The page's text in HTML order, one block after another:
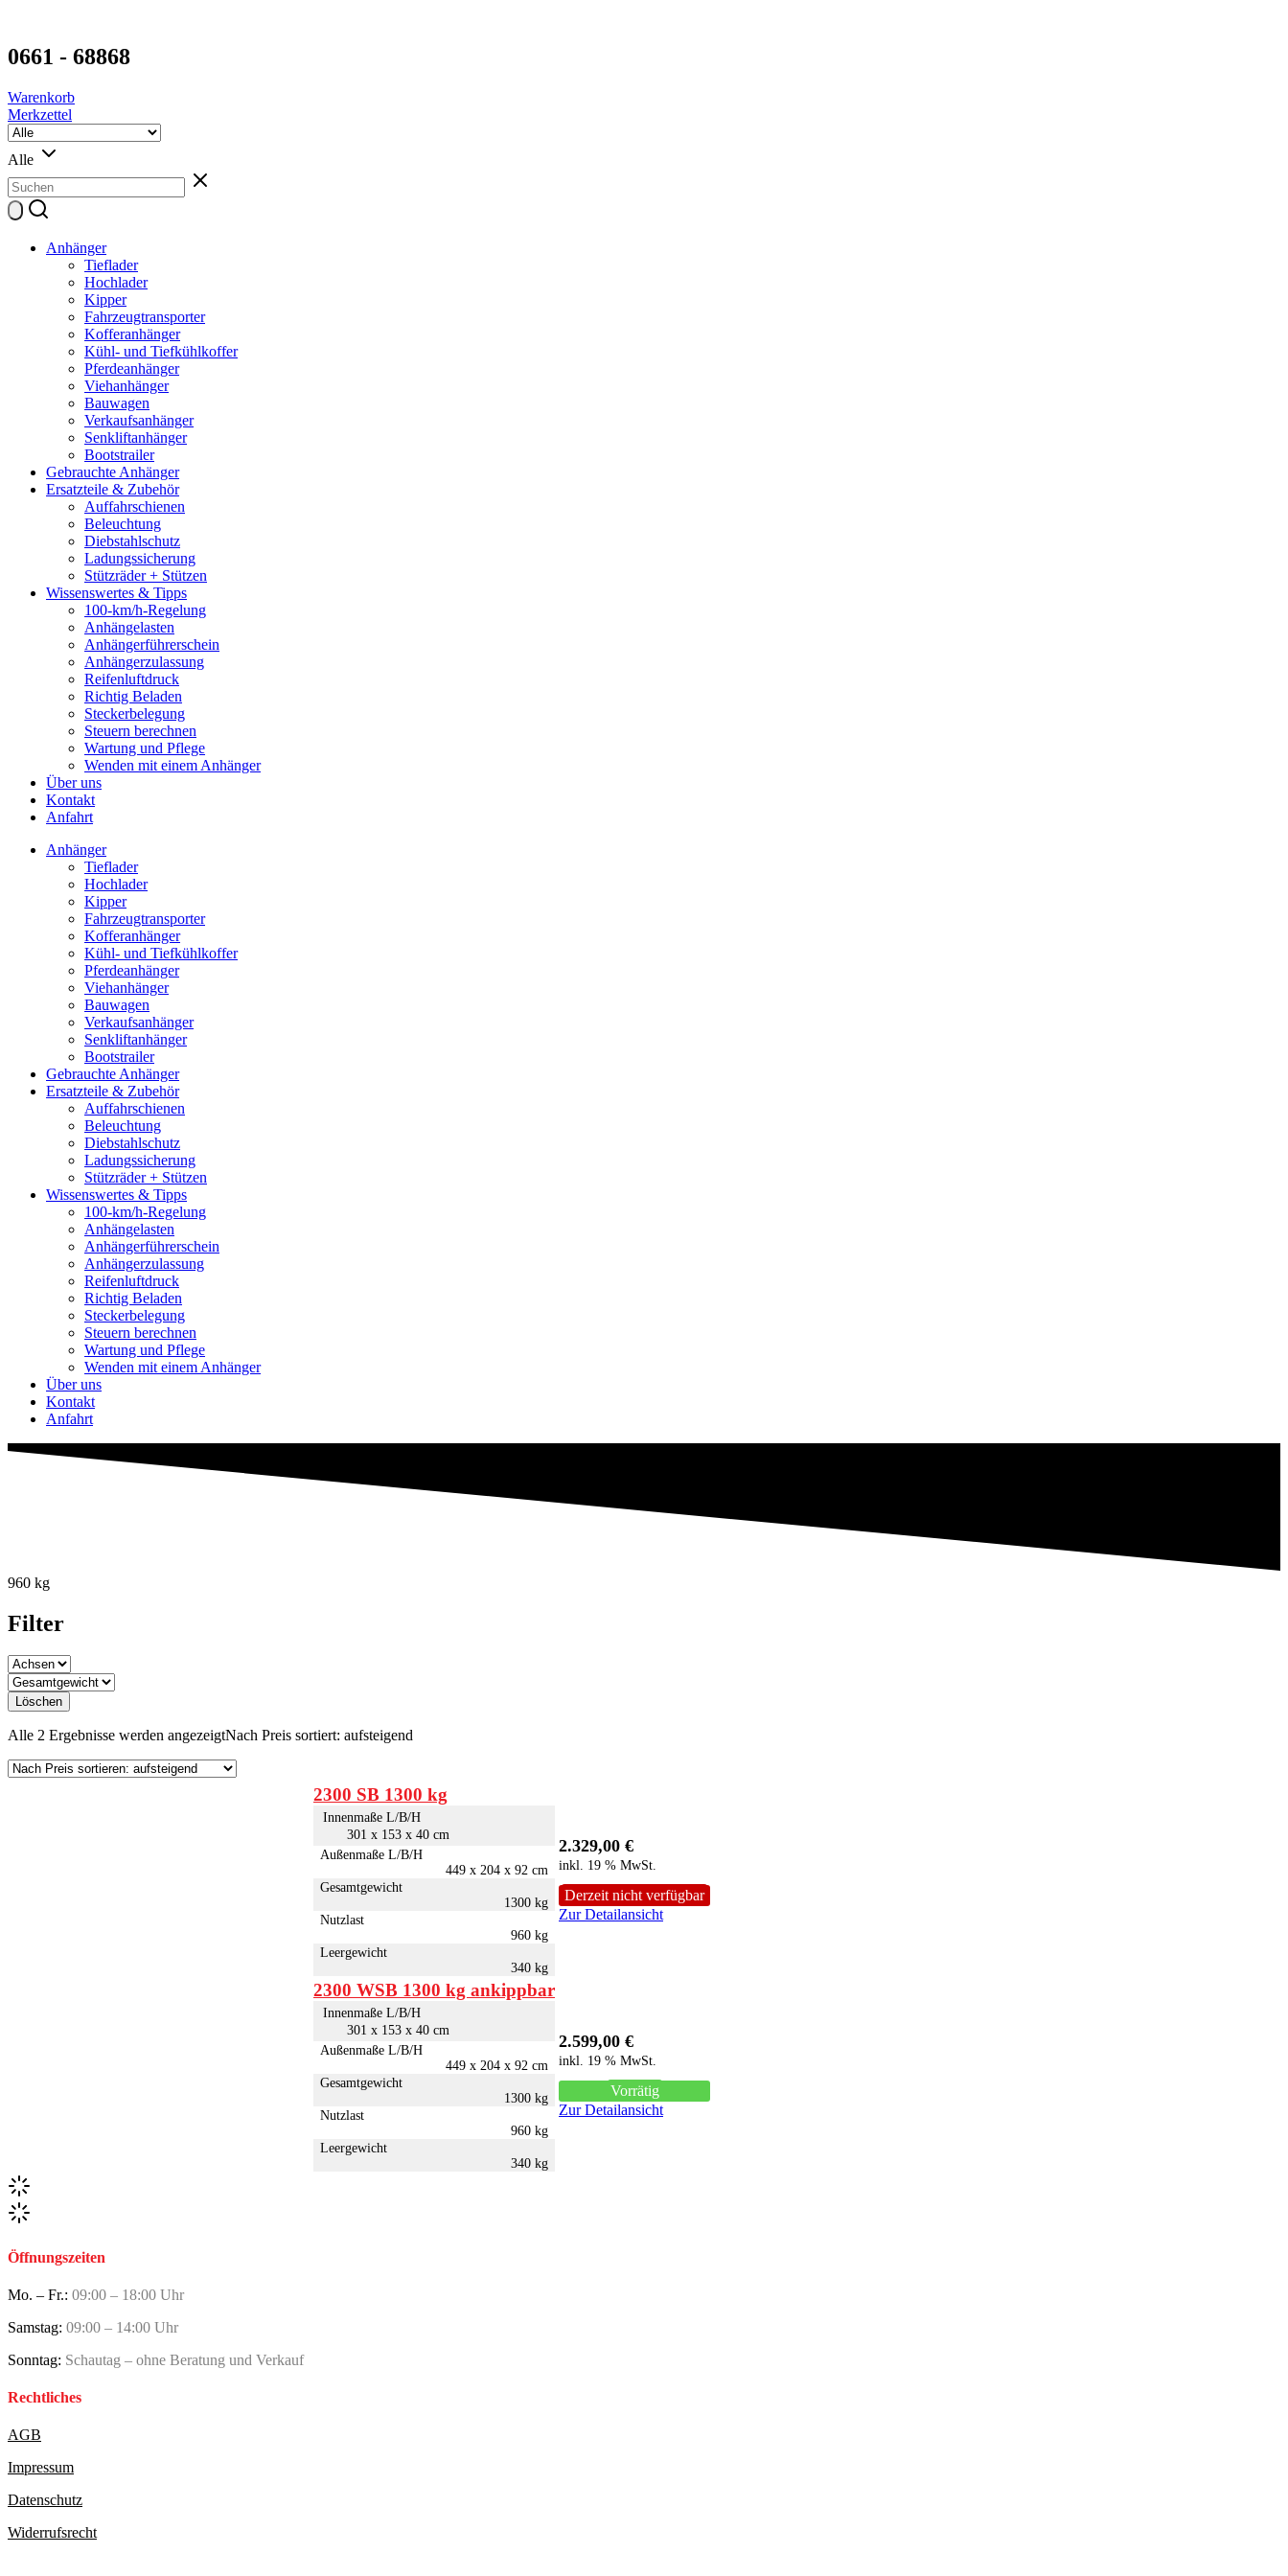
0661 - 68868
Warenkorb
Merkzettel
Alle
Anhänger
Tieflader
Hochlader
Kipper
Fahrzeugtransporter
Kofferanhänger
Kühl- und Tiefkühlkoffer
Pferdeanhänger
Viehanhänger
Bauwagen
Verkaufsanhänger
Senkliftanhänger
Bootstrailer
Gebrauchte Anhänger
Ersatzteile & Zubehör
Auffahrschienen
Beleuchtung
Diebstahlschutz
Ladungssicherung
Stützräder + Stützen
Wissenswertes & Tipps
100-km/h-Regelung
Anhängelasten
Anhängerführerschein
Anhängerzulassung
Reifenluftdruck
Richtig Beladen
Steckerbelegung
Steuern berechnen
Wartung und Pflege
Wenden mit einem Anhänger
Über uns
Kontakt
Anfahrt
Anhänger
Tieflader
Hochlader
Kipper
Fahrzeugtransporter
Kofferanhänger
Kühl- und Tiefkühlkoffer
Pferdeanhänger
Viehanhänger
Bauwagen
Verkaufsanhänger
Senkliftanhänger
Bootstrailer
Gebrauchte Anhänger
Ersatzteile & Zubehör
Auffahrschienen
Beleuchtung
Diebstahlschutz
Ladungssicherung
Stützräder + Stützen
Wissenswertes & Tipps
100-km/h-Regelung
Anhängelasten
Anhängerführerschein
Anhängerzulassung
Reifenluftdruck
Richtig Beladen
Steckerbelegung
Steuern berechnen
Wartung und Pflege
Wenden mit einem Anhänger
Über uns
Kontakt
Anfahrt
960 kg
Filter
Löschen
Alle 2 Ergebnisse werden angezeigtNach Preis sortiert: aufsteigend
2300 SB 1300 kg
Innenmaße L/B/H
301 x 153 x 40 cm
Außenmaße L/B/H
449 x 204 x 92 cm
Gesamtgewicht
1300 kg
Nutzlast
960 kg
Leergewicht
340 kg
2.329,00 €
inkl. 19 % MwSt.
Derzeit nicht verfügbar
Zur Detailansicht
2300 WSB 1300 kg ankippbar
Innenmaße L/B/H
301 x 153 x 40 cm
Außenmaße L/B/H
449 x 204 x 92 cm
Gesamtgewicht
1300 kg
Nutzlast
960 kg
Leergewicht
340 kg
2.599,00 €
inkl. 19 % MwSt.
Vorrätig
Zur Detailansicht
Öffnungszeiten
Mo. – Fr.: 09:00 – 18:00 Uhr
Samstag: 09:00 – 14:00 Uhr
Sonntag: Schautag – ohne Beratung und Verkauf
Rechtliches
AGB
Impressum
Datenschutz
Widerrufsrecht